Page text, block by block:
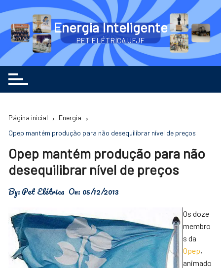
o
conteúdo
Energia Inteligente
PET ELÉTRICA UFJF
Página inicial
Energia
Opep mantém produção para não desequilibrar nível de preços
Opep mantém produção para não
desequilibrar nível de preços
By:Pet Elétrica On: 05/12/2013
Os doze
membro
s da
Opep,
animado